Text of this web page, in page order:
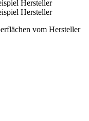
vom Hersteller